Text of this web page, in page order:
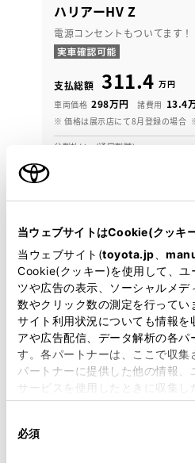
当ウェブサイトはCookie(クッキ
当ウェブサイト(toyota.jp
Cookie(クッキー)を使用して、ユ
ツや広告の表示、ソーシャルメデ
数やクリック数の測定を行ってい
サイト利用状況についても情報を
アや広告配信、データ解析の各パ
す。各パートナーは、ここで収集
パートナーに提供した他の情報、
サービスを使用したときに収集し
使用することがあります。当ウ
必須
ハリアーHV Z
電源コンセントもついてます！
支払総額 311.4 万円
車両価格 298万円 諸費用 13.4
※ 価格は展示店にて8月登録の場合
分割払い (通常割賦)
修復 なし 車検
整備 定期点検整備付 保証
岐阜トヨタ Ｕ－Ｃａｒ北方店
各種お問い
058-324-